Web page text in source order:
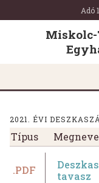
Miskolc-
Tetemvári
Honlapja
Ugrás a
Ugrás a láblécre
Adó
Miskolc-
2021. ÉVI
Típus
.PDF
tavasz